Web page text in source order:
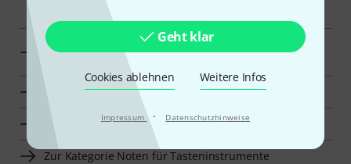
Geht klar
Cookies ablehnen Weitere Infos
Impressum · Datenschutzhinweise
Henle Verlag Klassische Noten für Klavier zur
Zur Kategorie Klassische Noten für Klavier
Zur Kategorie Noten für Klavier
Zur Kategorie Noten für Tasteninstrumente